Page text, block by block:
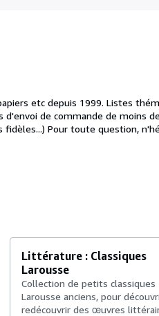
thématiques sur demande.
fidèles...) Pour toute question,
Littérature : Classiques
Larousse
Collection de petits classiques
Larousse anciens, pour
redécouvrir des œuvres